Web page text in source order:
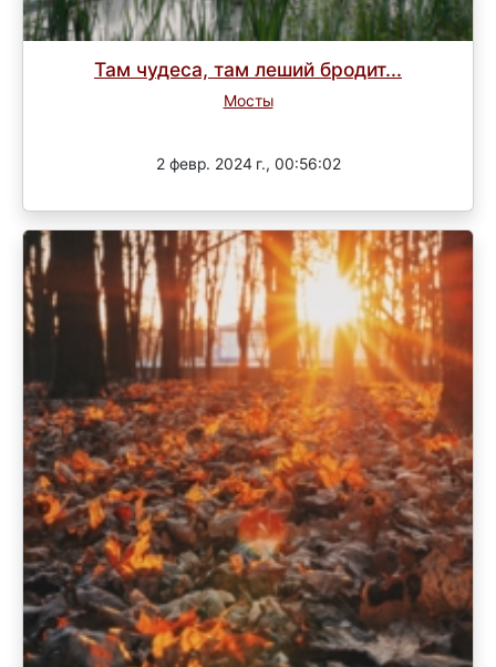
Там чудеса, там леший бродит...
Мосты
2 февр. 2024 г., 00:56:02